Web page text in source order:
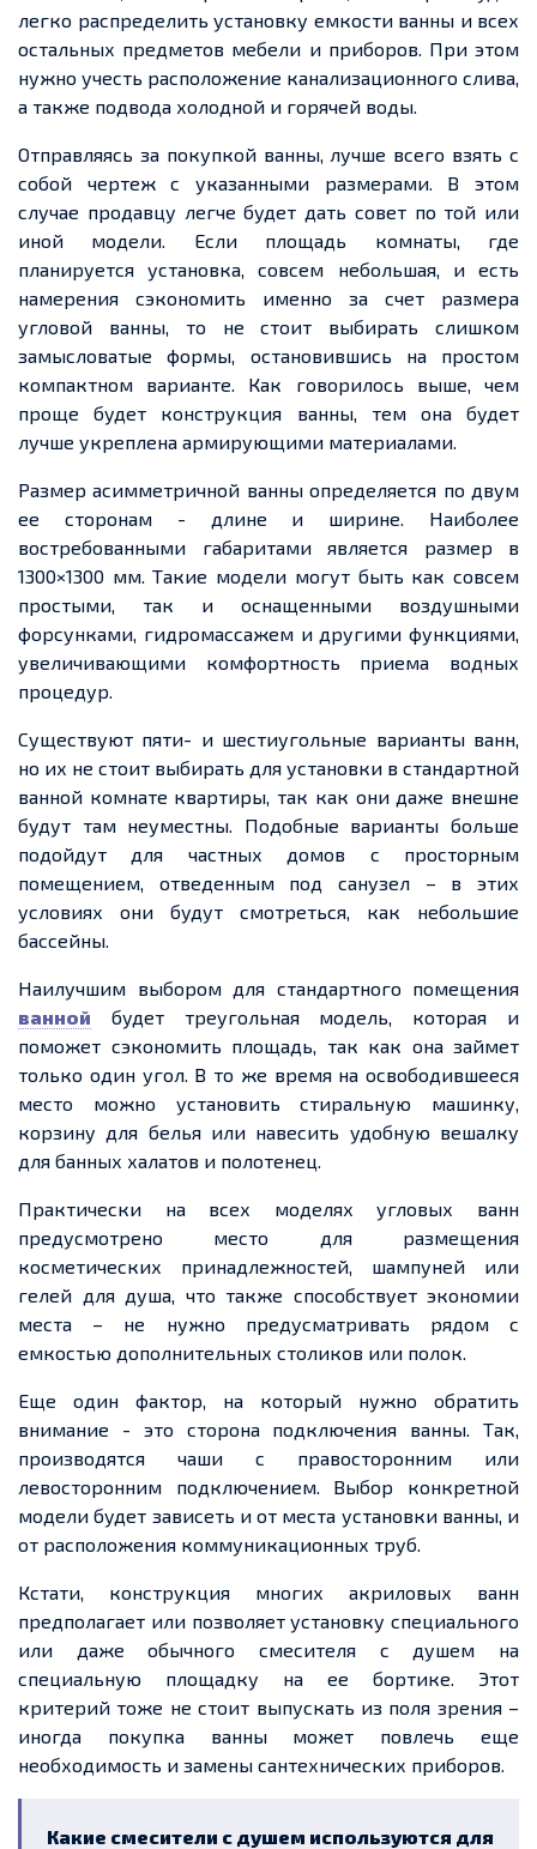
легко распределить установку емкости ванны и всех
остальных предметов мебели и приборов. При этом
нужно учесть расположение канализационного слива,
а также подвода холодной и горячей воды.
Отправляясь за покупкой ванны, лучше всего взять с
собой чертеж с указанными размерами. В этом
случае продавцу легче будет дать совет по той или
иной модели. Если площадь комнаты, где
планируется установка, совсем небольшая, и есть
намерения сэкономить именно за счет размера
угловой ванны, то не стоит выбирать слишком
замысловатые формы, остановившись на простом
компактном варианте. Как говорилось выше, чем
проще будет конструкция ванны, тем она будет
лучше укреплена армирующими материалами.
Размер асимметричной ванны определяется по двум
ее сторонам - длине и ширине. Наиболее
востребованными габаритами является размер в
1300×1300 мм. Такие модели могут быть как совсем
простыми, так и оснащенными воздушными
форсунками, гидромассажем и другими функциями,
увеличивающими комфортность приема водных
процедур.
Существуют пяти- и шестиугольные варианты ванн,
но их не стоит выбирать для установки в стандартной
ванной комнате квартиры, так как они даже внешне
будут там неуместны. Подобные варианты больше
подойдут для частных домов с просторным
помещением, отведенным под санузел – в этих
условиях они будут смотреться, как небольшие
бассейны.
Наилучшим выбором для стандартного помещения
ванной будет треугольная модель, которая и
поможет сэкономить площадь, так как она займет
только один угол. В то же время на освободившееся
место можно установить стиральную машинку,
корзину для белья или навесить удобную вешалку
для банных халатов и полотенец.
Практически на всех моделях угловых ванн
предусмотрено место для размещения
косметических принадлежностей, шампуней или
гелей для душа, что также способствует экономии
места – не нужно предусматривать рядом с
емкостью дополнительных столиков или полок.
Еще один фактор, на который нужно обратить
внимание - это сторона подключения ванны. Так,
производятся чаши с правосторонним или
левосторонним подключением. Выбор конкретной
модели будет зависеть и от места установки ванны, и
от расположения коммуникационных труб.
Кстати, конструкция многих акриловых ванн
предполагает или позволяет установку специального
или даже обычного смесителя с душем на
специальную площадку на ее бортике. Этот
критерий тоже не стоит выпускать из поля зрения –
иногда покупка ванны может повлечь еще
необходимость и замены сантехнических приборов.
Какие смесители с душем используются для